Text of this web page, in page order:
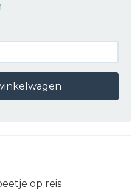
op reis